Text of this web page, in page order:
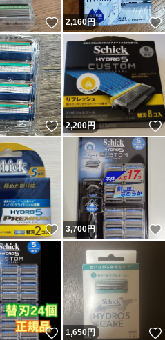
いいね！
2,160円
いいね！
2,200円
いいね！
3,700円
いいね！
1,650円